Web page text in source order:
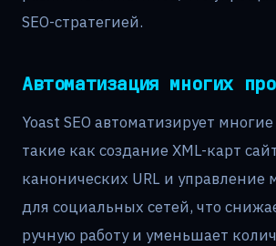
SEO-стратегией.
Автоматизация многих
Yoast SEO автоматизирует
такие как создание XML-карт
канонических URL и
для социальных сетей, что
ручную работу и уменьшает